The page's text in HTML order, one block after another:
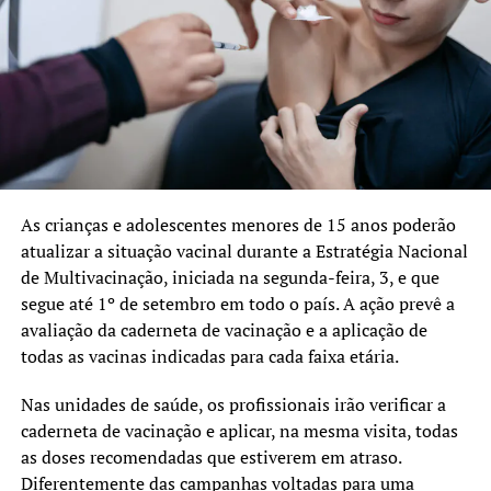
As crianças e adolescentes menores de 15 anos poderão
atualizar a situação vacinal durante a Estratégia Nacional
de Multivacinação, iniciada na segunda-feira, 3, e que
segue até 1º de setembro em todo o país. A ação prevê a
avaliação da caderneta de vacinação e a aplicação de
todas as vacinas indicadas para cada faixa etária.
Nas unidades de saúde, os profissionais irão verificar a
caderneta de vacinação e aplicar, na mesma visita, todas
as doses recomendadas que estiverem em atraso.
Diferentemente das campanhas voltadas para uma